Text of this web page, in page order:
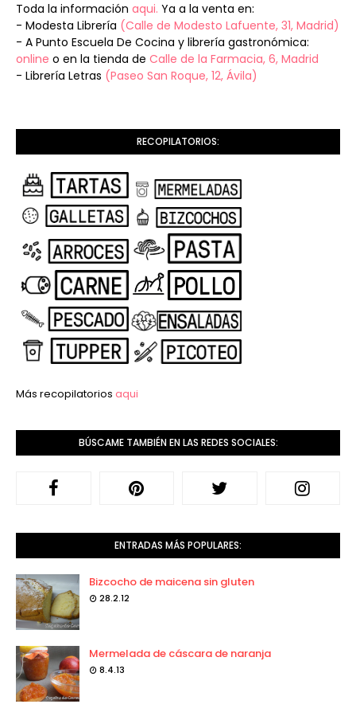
Toda la información aqui. Ya a la venta en:
- Modesta Librería (Calle de Modesto Lafuente, 31, Madrid)
- A Punto Escuela De Cocina y librería gastronómica:
online o en la tienda de Calle de la Farmacia, 6, Madrid
- Librería Letras (Paseo San Roque, 12, Ávila)
RECOPILATORIOS:
Más recopilatorios aqui
BÚSCAME TAMBIÉN EN LAS REDES SOCIALES:
ENTRADAS MÁS POPULARES:
Bizcocho de maicena sin gluten
28.2.12
Mermelada de cáscara de naranja
8.4.13